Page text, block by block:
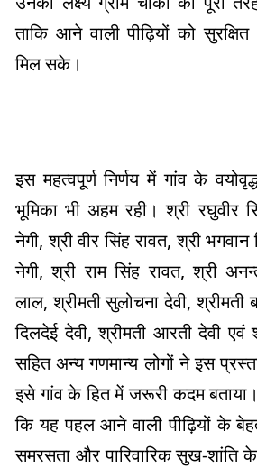
ताकि आने वाली पीढ़ियों को
मिल सके।
इस महत्वपूर्ण निर्णय में गांव के
भूमिका भी अहम रही। श्री रघुवीर
नेगी, श्री वीर सिंह रावत, श्री
नेगी, श्री राम सिंह रावत, श्री
लाल, श्रीमती सुलोचना देवी, श्रीमती
दिलदेई देवी, श्रीमती आरती देवी एवं
सहित अन्य गणमान्य लोगों ने इस
इसे गांव के हित में जरूरी कदम
कि यह पहल आने वाली पीढ़ियों के
समरसता और पारिवारिक सुख-शांति